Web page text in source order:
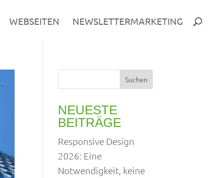
WEBSEITEN NEWSLETTERMARKETING
Suchen
NEUESTE
BEITRÄGE
Responsive Design
2026: Eine
Notwendigkeit, keine